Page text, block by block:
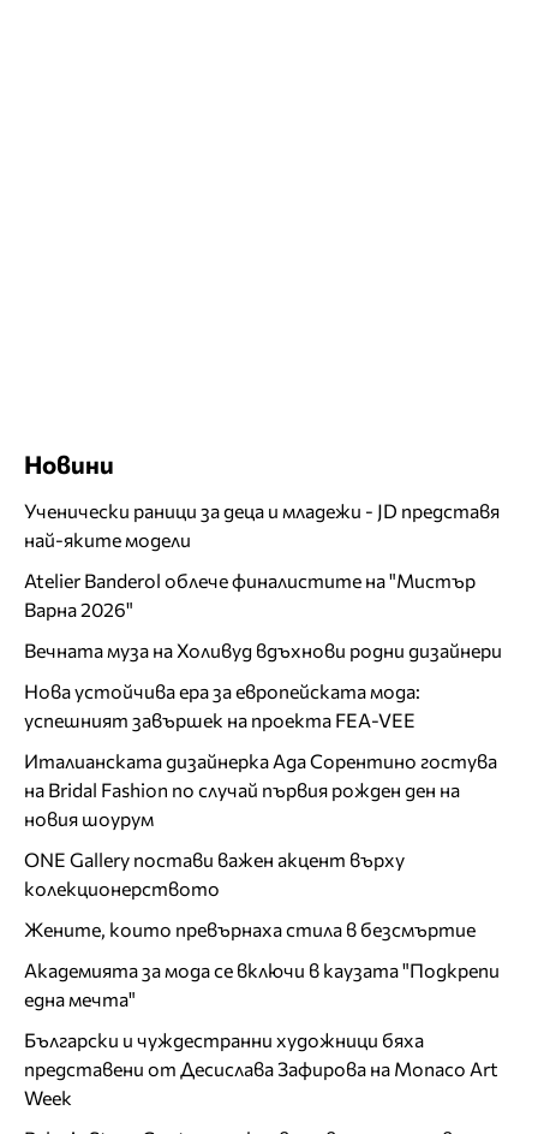
Новини
Ученически раници за деца и младежи - JD представя
най-яките модели
Atelier Banderol облече финалистите на "Мистър
Варна 2026"
Вечната муза на Холивуд вдъхнови родни дизайнери
Нова устойчива ера за европейската мода:
успешният завършек на проекта FEA-VEE
Италианската дизайнерка Ада Сорентино гостува
на Bridal Fashion по случай първия рожден ден на
новия шоурум
ONE Gallery постави важен акцент върху
колекционерството
Жените, които превърнаха стила в безсмъртие
Академията за мода се включи в каузата "Подкрепи
една мечта"
Български и чуждестранни художници бяха
представени от Десислава Зафирова на Monaco Art
Week